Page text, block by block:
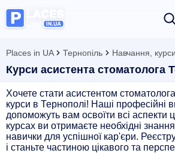
Places in UA Тернопіль Навчання,
Курси асистента стоматолога
Хочете стати асистентом
курси в Тернополі! Наші професійні
допоможуть вам освоїти всі аспекти
курсах ви отримаєте необхідні знання
навички для успішної кар'єри.
і станьте частиною цікавого та